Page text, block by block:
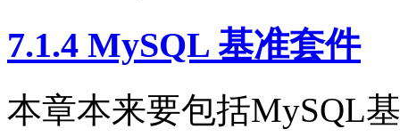
7.1.4 MySQL 基准套件
本章本来要包括MySQL